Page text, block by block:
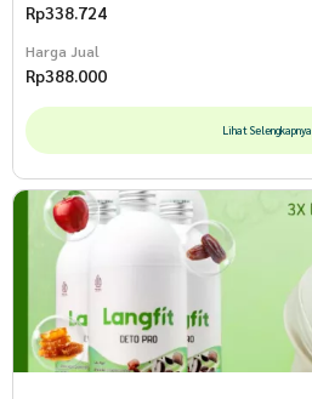
Rp338.724
Harga Jual
Rp388.000
Lihat Selengkapnya